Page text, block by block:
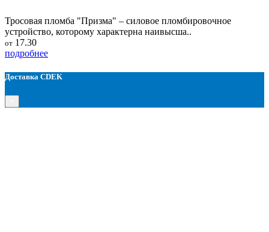
Тросовая пломба "Призма" – силовое пломбировочное
устройство, которому характерна наивысша..
от 17.30
подробнее
Доставка CDEK